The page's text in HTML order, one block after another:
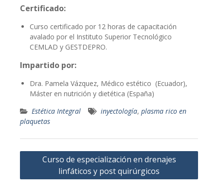
Certificado:
Curso certificado por 12 horas de capacitación
avalado por el Instituto Superior Tecnológico
CEMLAD y GESTDEPRO.
Impartido por:
Dra. Pamela Vázquez, Médico estético (Ecuador),
Máster en nutrición y dietética (España)
Estética Integral
inyectología, plasma rico en
plaquetas
Navegación
entradas
Curso de especialización en drenajes
linfáticos y post quirúrgicos